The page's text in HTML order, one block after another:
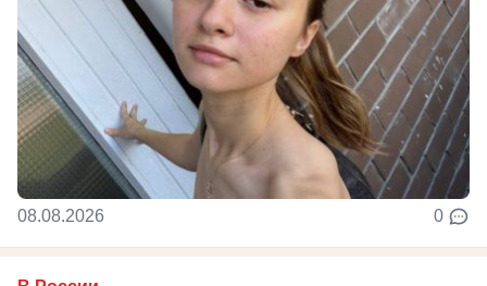
08.08.2026 0